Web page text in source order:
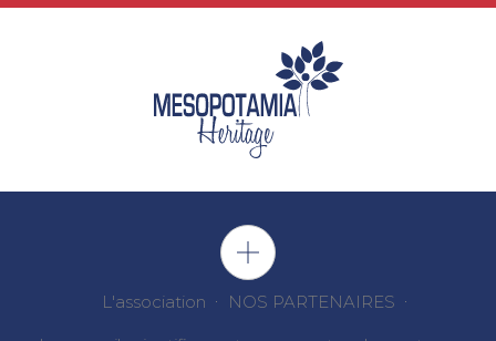
L'association NOS PARTENAIRES